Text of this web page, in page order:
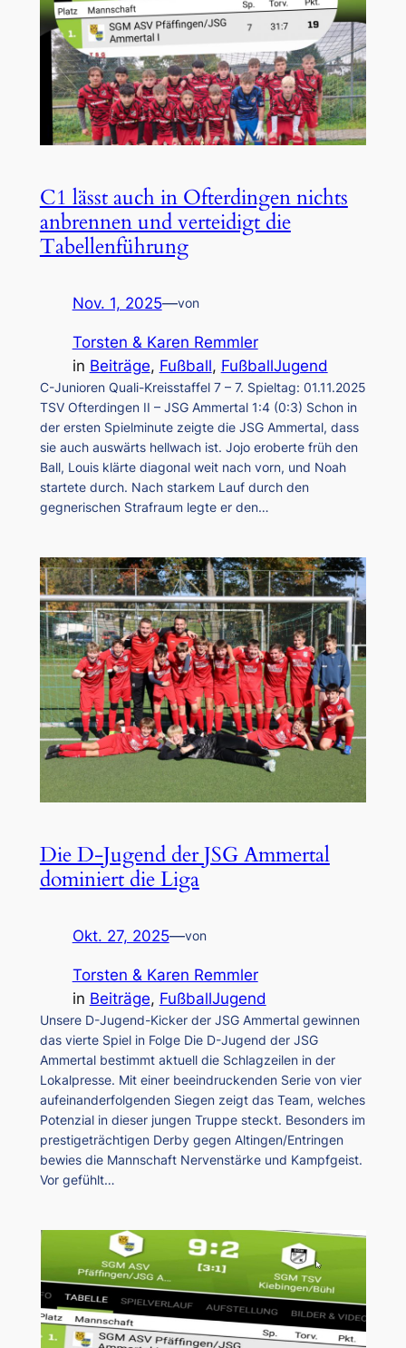
C1 lässt auch in Ofterdingen nichts
anbrennen und verteidigt die
Tabellenführung
Nov. 1, 2025—von
Torsten & Karen Remmler
in Beiträge, Fußball, FußballJugend
C-Junioren Quali-Kreisstaffel 7 – 7. Spieltag: 01.11.2025
TSV Ofterdingen II – JSG Ammertal 1:4 (0:3) Schon in
der ersten Spielminute zeigte die JSG Ammertal, dass
sie auch auswärts hellwach ist. Jojo eroberte früh den
Ball, Louis klärte diagonal weit nach vorn, und Noah
startete durch. Nach starkem Lauf durch den
gegnerischen Strafraum legte er den…
Die D-Jugend der JSG Ammertal
dominiert die Liga
Okt. 27, 2025—von
Torsten & Karen Remmler
in Beiträge, FußballJugend
Unsere D-Jugend-Kicker der JSG Ammertal gewinnen
das vierte Spiel in Folge Die D-Jugend der JSG
Ammertal bestimmt aktuell die Schlagzeilen in der
Lokalpresse. Mit einer beeindruckenden Serie von vier
aufeinanderfolgenden Siegen zeigt das Team, welches
Potenzial in dieser jungen Truppe steckt. Besonders im
prestigeträchtigen Derby gegen Altingen/Entringen
bewies die Mannschaft Nervenstärke und Kampfgeist.
Vor gefühlt…